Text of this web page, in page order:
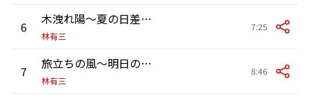
6 木洩れ陽〜夏の日差しを浴びて
林有三
7:25
7 旅立ちの風〜明日の私へ出会う旅
林有三
8:46